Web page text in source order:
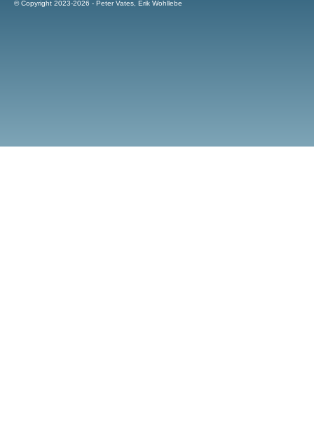
© Copyright 2023-2026 - Peter Vates, Erik Wohllebe